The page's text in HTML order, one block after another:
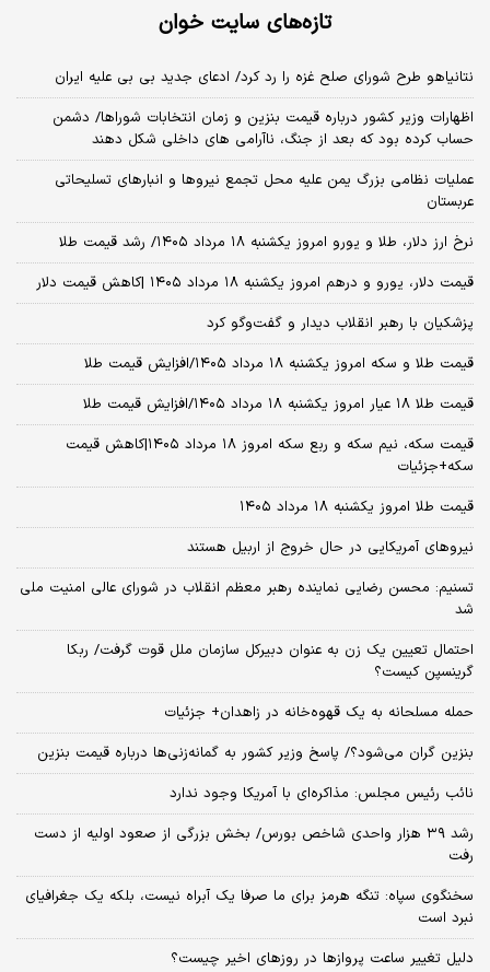
تازه‌های سایت خوان
نتانیاهو طرح شورای صلح غزه را رد کرد/ ادعای جدید بی بی علیه ایران
اظهارات وزیر کشور درباره قیمت بنزین و زمان انتخابات شوراها/ دشمن
حساب کرده بود که بعد از جنگ، ناآرامی‌ های داخلی شکل دهند
عملیات نظامی بزرگ یمن علیه محل تجمع نیروها و انبارهای تسلیحاتی
عربستان
نرخ ارز دلار، طلا و یورو امروز یکشنبه ۱۸ مرداد ۱۴۰۵/ رشد قیمت طلا
قیمت دلار، یورو و درهم امروز یکشنبه ۱۸ مرداد ۱۴۰۵ |کاهش قیمت دلار
پزشکیان با رهبر انقلاب دیدار و گفت‌وگو کرد
قیمت طلا و سکه امروز یکشنبه ۱۸ مرداد ۱۴۰۵/افزایش قیمت طلا
قیمت طلا ۱۸ عیار امروز یکشنبه ۱۸ مرداد ۱۴۰۵/افزایش قیمت طلا
قیمت سکه، نیم سکه و ربع سکه امروز ۱۸ مرداد ۱۴۰۵|کاهش قیمت
سکه+جزئیات
قیمت طلا امروز یکشنبه ۱۸ مرداد ۱۴۰۵
نیروهای آمریکایی در حال خروج از اربیل هستند
تسنیم: محسن رضایی نماینده رهبر معظم انقلاب در شورای عالی امنیت ملی
شد
احتمال تعیین یک زن به عنوان دبیرکل سازمان ملل قوت گرفت/ ربکا
گرینسپن کیست؟
حمله مسلحانه به یک قهوه‌خانه در زاهدان+ جزئیات
بنزین گران می‌شود؟/ پاسخ وزیر کشور به گمانه‌زنی‌ها درباره قیمت بنزین
نائب رئیس مجلس: مذاکره‌ای با آمریکا وجود ندارد
رشد ۳۹ هزار واحدی شاخص بورس/ بخش بزرگی از صعود اولیه از دست
رفت
سخنگوی سپاه: تنگه هرمز برای ما صرفا یک آبراه نیست، بلکه یک جغرافیای
نبرد است
دلیل تغییر ساعت پروازها در روزهای اخیر چیست؟